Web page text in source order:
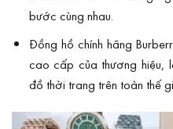
bước cùng nhau.
Đồng hồ chính hãng
cao cấp của thương hiệu,
đồ thời trang trên toàn thế